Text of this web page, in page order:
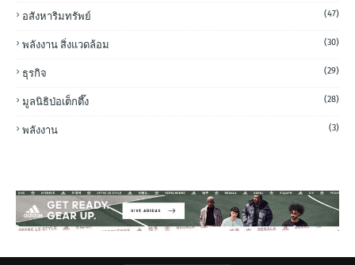
อสังหาริมทรัพย์ (47)
พลังงาน สิ่งแวดล้อม (30)
ธุรกิจ (29)
มูลนิธิป่อเต็กตึ๊ง (28)
พลังงาน (3)